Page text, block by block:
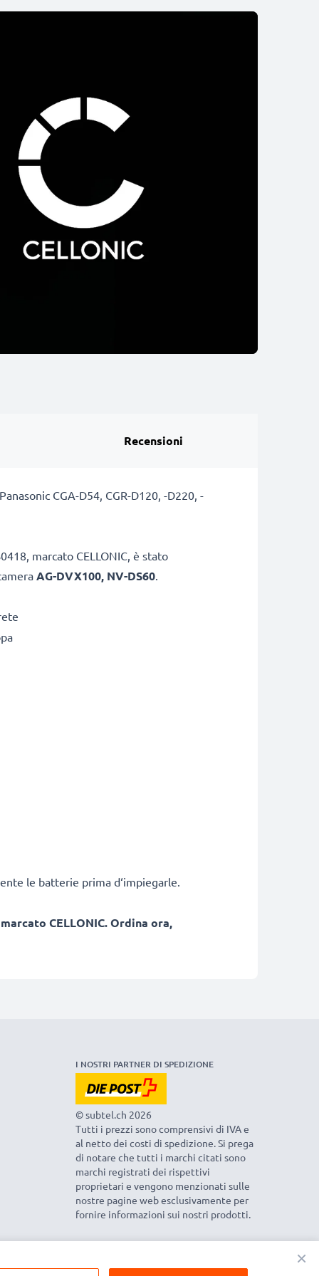
Recensioni
CGA-D54, CGR-D120, -D220, -
marcato CELLONIC, è stato
AG-DVX100, NV-DS60
le batterie prima d‘impiegarle.
CELLONIC. Ordina ora,
I NOSTRI PARTNER DI SPEDIZIONE
© subtel.ch 2026
Tutti i prezzi sono comprensivi di IVA e
al netto dei costi di spedizione. Si prega
di notare che tutti i marchi citati sono
marchi registrati dei rispettivi
proprietari e vengono menzionati sulle
nostre pagine web esclusivamente per
fornire informazioni sui nostri prodotti.
×